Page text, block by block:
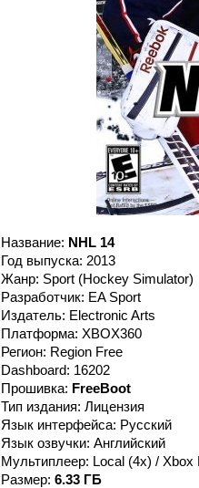
Название: NHL 14
Год выпуска: 2013
Жанр: Sport (Hockey Simulator)
Разработчик: EA Sport
Издатель: Electronic Arts
Платформа: XBOX360
Регион: Region Free
Dashboard: 16202
Прошивка: FreeBoot
Тип издания: Лицензия
Язык интерфейса: Русский
Язык озвучки: Английский
Мультиплеер: Local (4x) / Xbox
Размер: 6.33 ГБ